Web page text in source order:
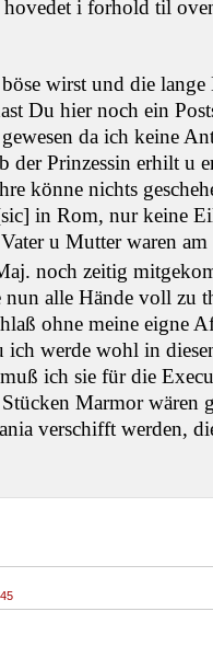
hovedet i forhold til
wirst und die lange
Du hier noch ein
da ich keine
der Prinzessin erhilt u
könne nichts
in Rom, nur keine
u Mutter waren
noch zeitig
alle Hände voll zu
ohne meine eigne
werde wohl in
ich sie für die
Marmor wären
verschifft werden,